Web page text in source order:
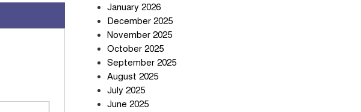
January 2026
December 2025
November 2025
October 2025
September 2025
August 2025
July 2025
June 2025